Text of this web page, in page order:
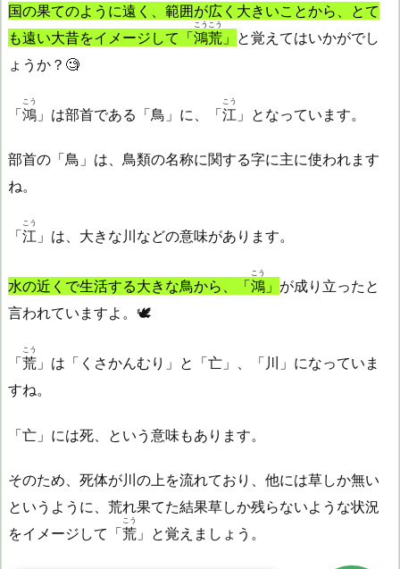
国の果てのように遠く、範囲が広く大きいことから、とて
も遠い大昔をイメージして「鴻荒
こうこう
」 と覚えてはいかがでし
ょうか？🧐
「鴻
こう
」は部首である「鳥」に、「江
こう
」となっています。
部首の「鳥」は、鳥類の名称に関する字に主に使われます
ね。
「江
こう
」は、大きな川などの意味があります。
水の近くで生活する大きな鳥から、「鴻
こう
」 が成り立ったと
言われていますよ。🕊️
「荒
こう
」は「くさかんむり」と「亡」、「川」になっていま
すね。
「亡」には死、という意味もあります。
そのため、死体が川の上を流れており、他には草しか無い
というように、荒れ果てた結果草しか残らないような状況
をイメージして「荒
こう
」と覚えましょう。